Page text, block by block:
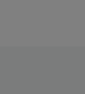
acollida